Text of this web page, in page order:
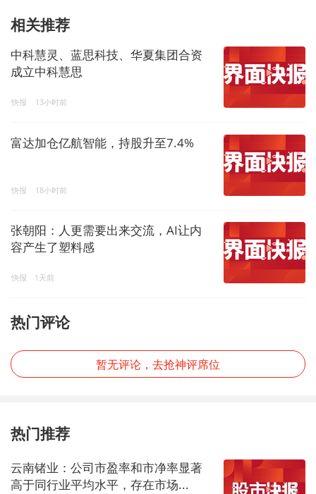
相关推荐
中科慧灵、蓝思科技、华夏集团合资
成立中科慧思
快报 13小时前
富达加仓亿航智能，持股升至7.4%
快报 18小时前
张朝阳：人更需要出来交流，AI让内
容产生了塑料感
快报 1天前
热门评论
暂无评论，去抢神评席位
热门推荐
云南锗业：公司市盈率和市净率显著
高于同行业平均水平，存在市场...